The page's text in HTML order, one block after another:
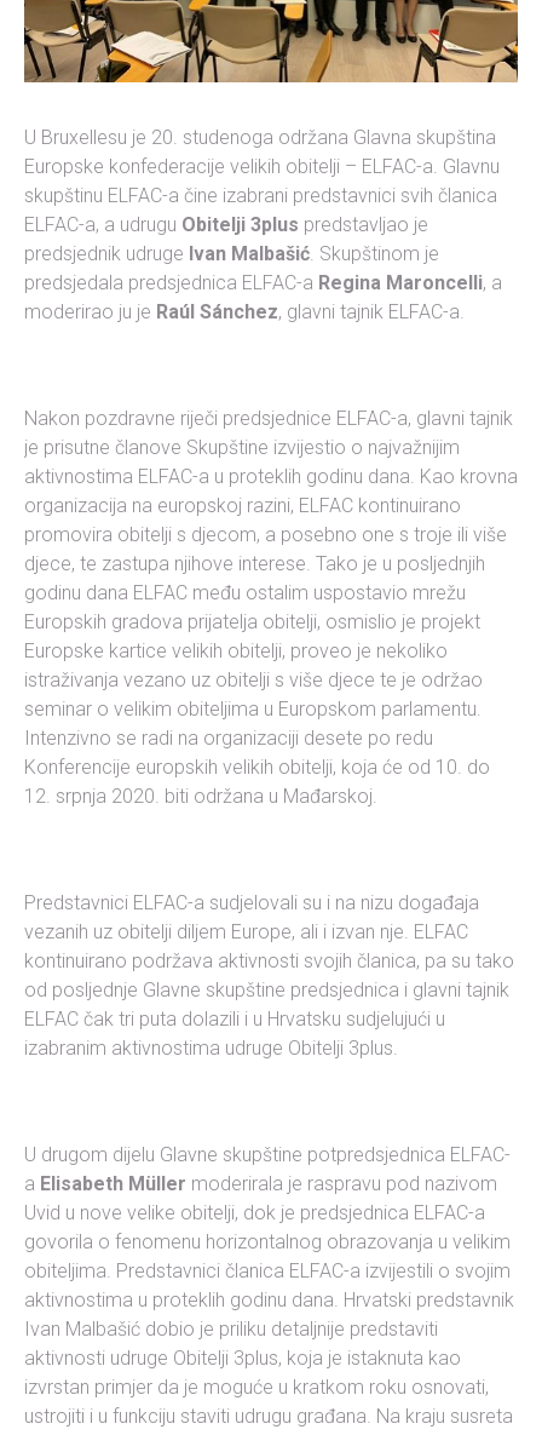
U Bruxellesu je 20. studenoga održana Glavna skupština
Europske konfederacije velikih obitelji – ELFAC-a. Glavnu
skupštinu ELFAC-a čine izabrani predstavnici svih članica
ELFAC-a, a udrugu Obitelji 3plus predstavljao je
predsjednik udruge Ivan Malbašić. Skupštinom je
predsjedala predsjednica ELFAC-a Regina Maroncelli, a
moderirao ju je Raúl Sánchez, glavni tajnik ELFAC-a.
Nakon pozdravne riječi predsjednice ELFAC-a, glavni tajnik
je prisutne članove Skupštine izvijestio o najvažnijim
aktivnostima ELFAC-a u proteklih godinu dana. Kao krovna
organizacija na europskoj razini, ELFAC kontinuirano
promovira obitelji s djecom, a posebno one s troje ili više
djece, te zastupa njihove interese. Tako je u posljednjih
godinu dana ELFAC među ostalim uspostavio mrežu
Europskih gradova prijatelja obitelji, osmislio je projekt
Europske kartice velikih obitelji, proveo je nekoliko
istraživanja vezano uz obitelji s više djece te je održao
seminar o velikim obiteljima u Europskom parlamentu.
Intenzivno se radi na organizaciji desete po redu
Konferencije europskih velikih obitelji, koja će od 10. do
12. srpnja 2020. biti održana u Mađarskoj.
Predstavnici ELFAC-a sudjelovali su i na nizu događaja
vezanih uz obitelji diljem Europe, ali i izvan nje. ELFAC
kontinuirano podržava aktivnosti svojih članica, pa su tako
od posljednje Glavne skupštine predsjednica i glavni tajnik
ELFAC čak tri puta dolazili i u Hrvatsku sudjelujući u
izabranim aktivnostima udruge Obitelji 3plus.
U drugom dijelu Glavne skupštine potpredsjednica ELFAC-
a Elisabeth Müller moderirala je raspravu pod nazivom
Uvid u nove velike obitelji, dok je predsjednica ELFAC-a
govorila o fenomenu horizontalnog obrazovanja u velikim
obiteljima. Predstavnici članica ELFAC-a izvijestili o svojim
aktivnostima u proteklih godinu dana. Hrvatski predstavnik
Ivan Malbašić dobio je priliku detaljnije predstaviti
aktivnosti udruge Obitelji 3plus, koja je istaknuta kao
izvrstan primjer da je moguće u kratkom roku osnovati,
ustrojiti i u funkciju staviti udrugu građana. Na kraju susreta